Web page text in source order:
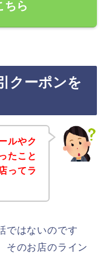
ちら
クーポンを
ルやク
たこと
ってラ
ではないのです
そのお店のライン